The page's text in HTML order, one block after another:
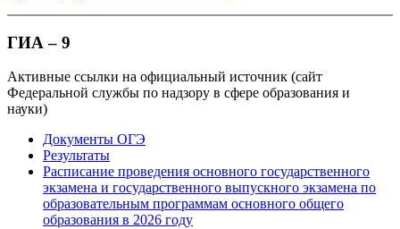
ГИА – 9
Активные ссылки на официальный источник (сайт
Федеральной службы по надзору в сфере образования и
науки)
Документы ОГЭ
Результаты
Расписание проведения основного государственного
экзамена и государственного выпускного экзамена по
образовательным программам основного общего
образования в 2026 году